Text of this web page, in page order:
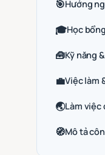
🎯Hướng
🎓Học
🧰Kỹ năng
💼Việc làm
🌏Làm việc
🧭Mô tả